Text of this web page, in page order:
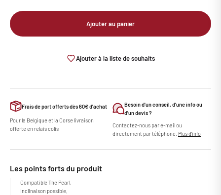
Ajouter au panier
Ajouter à la liste de souhaits
Frais de port offerts dès 60€ d'achat
Pour la Belgique et la Corse livraison
offerte en relais colis
Besoin d'un conseil, d'une info ou
d'un devis ?
Contactez-nous par e-mail ou
directement par téléphone. Plus d'info
Les points forts du produit
Compatible The Pearl,
Inclinaison possible,